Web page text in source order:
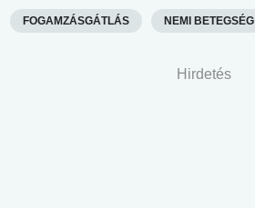
FOGAMZÁSGÁTLÁS NEMI BETEGSÉG
Hirdetés